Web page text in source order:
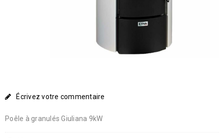
Écrivez votre commentaire
Poêle à granulés Giuliana 9kW